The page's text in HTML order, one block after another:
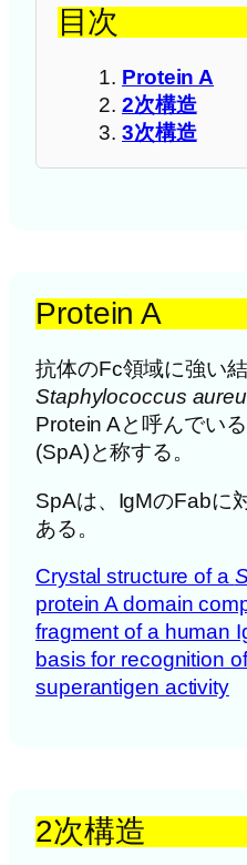
目次
Protein A
2次構造
3次構造
Protein A
抗体のFc領域に強い
Staphylococcus
Protein Aと呼んでい
(SpA)と称する。
SpAは、IgMのFabに
ある。
Crystal structure of a
protein A domain
fragment of a human
basis for recognition
superantigen activity
2次構造